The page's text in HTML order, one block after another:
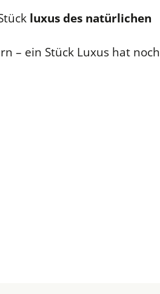
luxus des natürlichen
– ein Stück Luxus hat noch